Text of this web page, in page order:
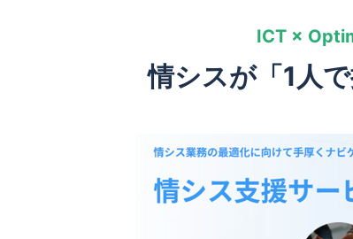
ICT ×
情シスが「1人